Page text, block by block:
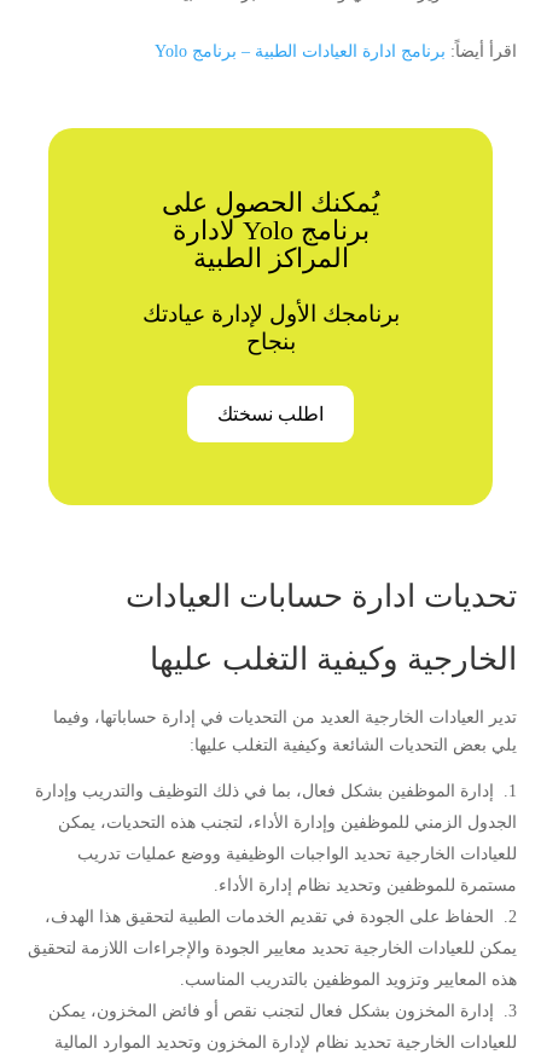
اقرأ أيضاً: برنامج ادارة العيادات الطبية – برنامج Yolo
يُمكنك الحصول على
برنامج Yolo لادارة
المراكز الطبية
برنامجك الأول لإدارة عيادتك
بنجاح
اطلب نسختك
تحديات ادارة حسابات العيادات
الخارجية وكيفية التغلب عليها
تدير العيادات الخارجية العديد من التحديات في إدارة حساباتها، وفيما
يلي بعض التحديات الشائعة وكيفية التغلب عليها:
إدارة الموظفين بشكل فعال، بما في ذلك التوظيف والتدريب وإدارة
الجدول الزمني للموظفين وإدارة الأداء، لتجنب هذه التحديات، يمكن
للعيادات الخارجية تحديد الواجبات الوظيفية ووضع عمليات تدريب
مستمرة للموظفين وتحديد نظام إدارة الأداء.
الحفاظ على الجودة في تقديم الخدمات الطبية لتحقيق هذا الهدف،
يمكن للعيادات الخارجية تحديد معايير الجودة والإجراءات اللازمة لتحقيق
هذه المعايير وتزويد الموظفين بالتدريب المناسب.
إدارة المخزون بشكل فعال لتجنب نقص أو فائض المخزون، يمكن
للعيادات الخارجية تحديد نظام لإدارة المخزون وتحديد الموارد المالية